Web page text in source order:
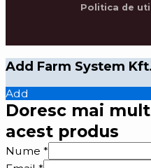
Politica de
Add Farm System
Add
Doresc mai
acest produs
Nume *